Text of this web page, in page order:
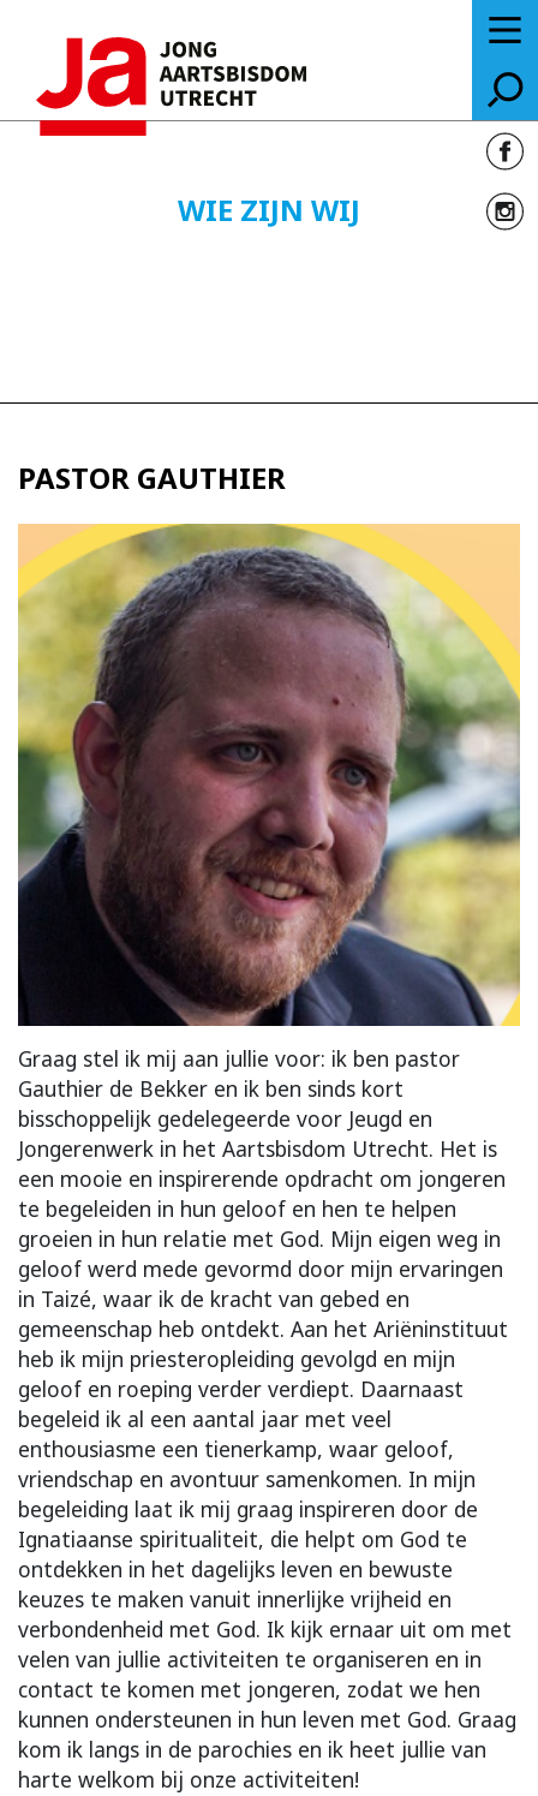
WIE ZIJN WIJ
PASTOR GAUTHIER
Graag stel ik mij aan jullie voor: ik ben pastor
Gauthier de Bekker en ik ben sinds kort
bisschoppelijk gedelegeerde voor Jeugd en
Jongerenwerk in het Aartsbisdom Utrecht. Het is
een mooie en inspirerende opdracht om jongeren
te begeleiden in hun geloof en hen te helpen
groeien in hun relatie met God. Mijn eigen weg in
geloof werd mede gevormd door mijn ervaringen
in Taizé, waar ik de kracht van gebed en
gemeenschap heb ontdekt. Aan het Ariëninstituut
heb ik mijn priesteropleiding gevolgd en mijn
geloof en roeping verder verdiept. Daarnaast
begeleid ik al een aantal jaar met veel
enthousiasme een tienerkamp, waar geloof,
vriendschap en avontuur samenkomen. In mijn
begeleiding laat ik mij graag inspireren door de
Ignatiaanse spiritualiteit, die helpt om God te
ontdekken in het dagelijks leven en bewuste
keuzes te maken vanuit innerlijke vrijheid en
verbondenheid met God. Ik kijk ernaar uit om met
velen van jullie activiteiten te organiseren en in
contact te komen met jongeren, zodat we hen
kunnen ondersteunen in hun leven met God. Graag
kom ik langs in de parochies en ik heet jullie van
harte welkom bij onze activiteiten!